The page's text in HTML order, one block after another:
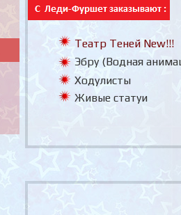
Живые статуи
Ходулисты
Эбру (Водная
Театр Теней New!!!